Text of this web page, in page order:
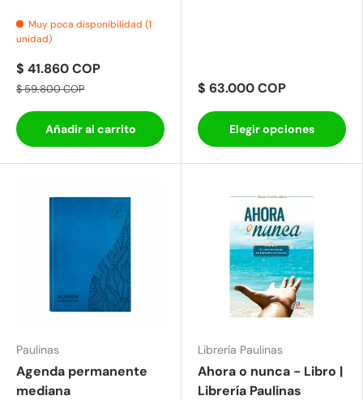
Muy poca disponibilidad (1
unidad)
$ 41.860 COP
$ 59.800 COP
Añadir al carrito
$ 63.000 COP
Elegir opciones
Paulinas
Agenda permanente
mediana
Librería Paulinas
Ahora o nunca - Libro |
Librería Paulinas